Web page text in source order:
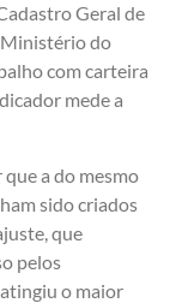
Geral de
Ministério do
com carteira
mede a
a do mesmo
sido criados
que
pelos
o maior